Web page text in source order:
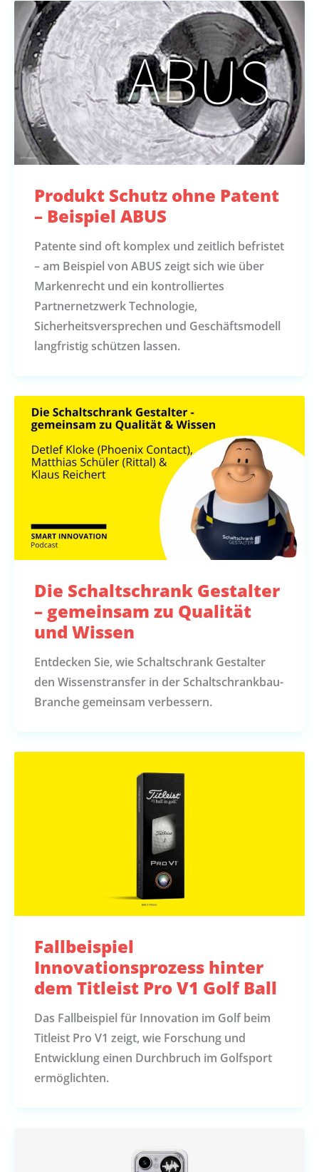
Produkt Schutz ohne Patent
– Beispiel ABUS
Patente sind oft komplex und zeitlich befristet
– am Beispiel von ABUS zeigt sich wie über
Markenrecht und ein kontrolliertes
Partnernetzwerk Technologie,
Sicherheitsversprechen und Geschäftsmodell
langfristig schützen lassen.
Die Schaltschrank Gestalter
– gemeinsam zu Qualität
und Wissen
Entdecken Sie, wie Schaltschrank Gestalter
den Wissenstransfer in der Schaltschrankbau-
Branche gemeinsam verbessern.
Fallbeispiel
Innovationsprozess hinter
dem Titleist Pro V1 Golf Ball
Das Fallbeispiel für Innovation im Golf beim
Titleist Pro V1 zeigt, wie Forschung und
Entwicklung einen Durchbruch im Golfsport
ermöglichten.